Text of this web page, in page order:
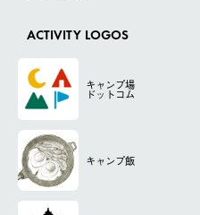
ACTIVITY LOGOS
キャンプ場
ドットコム
キャンプ飯